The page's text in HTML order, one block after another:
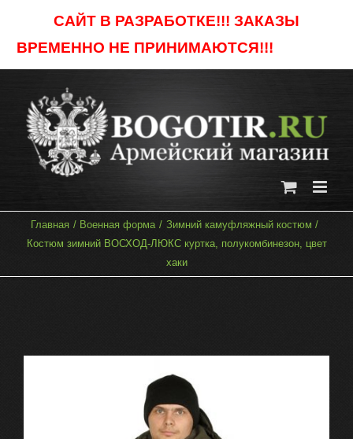
САЙТ В РАЗРАБОТКЕ!!! ЗАКАЗЫ
ВРЕМЕННО НЕ ПРИНИМАЮТСЯ!!!
content
Главная Военная форма
Зимний камуфляжный костюм
Костюм зимний ВОСХОД-ЛЮКС куртка, полукомбинезон, цвет
хаки